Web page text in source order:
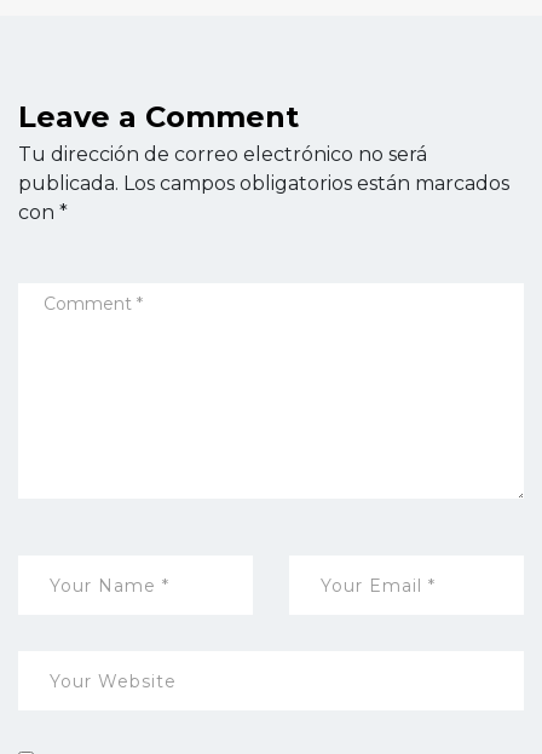
Leave a Comment
Tu dirección de correo electrónico no será
publicada. Los campos obligatorios están marcados
con *